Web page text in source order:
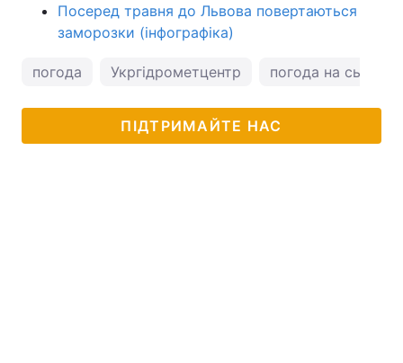
Посеред травня до Львова повертаються
заморозки (інфографіка)
погода Укргідрометцентр погода на
ПІДТРИМАЙТЕ НАС